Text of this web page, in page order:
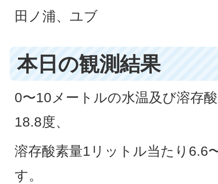
田ノ浦、ユブ
本日の観測結果
0〜10メートルの水温及び溶存
18.8度、
溶存酸素量1リットル当たり6.6
す。